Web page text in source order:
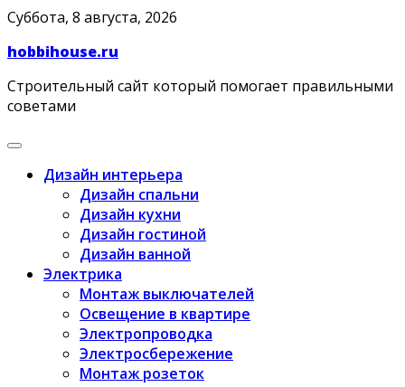
Skip
content
Суббота, 8 августа, 2026
hobbihouse.ru
Строительный сайт который помогает правильными
советами
Дизайн интерьера
Дизайн спальни
Дизайн кухни
Дизайн гостиной
Дизайн ванной
Электрика
Монтаж выключателей
Освещение в квартире
Электропроводка
Электросбережение
Монтаж розеток